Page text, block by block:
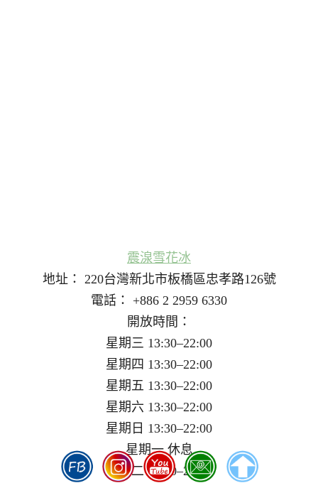
震湶雪花冰
地址： 220台灣新北市板橋區忠孝路126號
電話： +886 2 2959 6330
開放時間：
星期三 13:30–22:00
星期四 13:30–22:00
星期五 13:30–22:00
星期六 13:30–22:00
星期日 13:30–22:00
星期一 休息
星期二 13:30–22:00